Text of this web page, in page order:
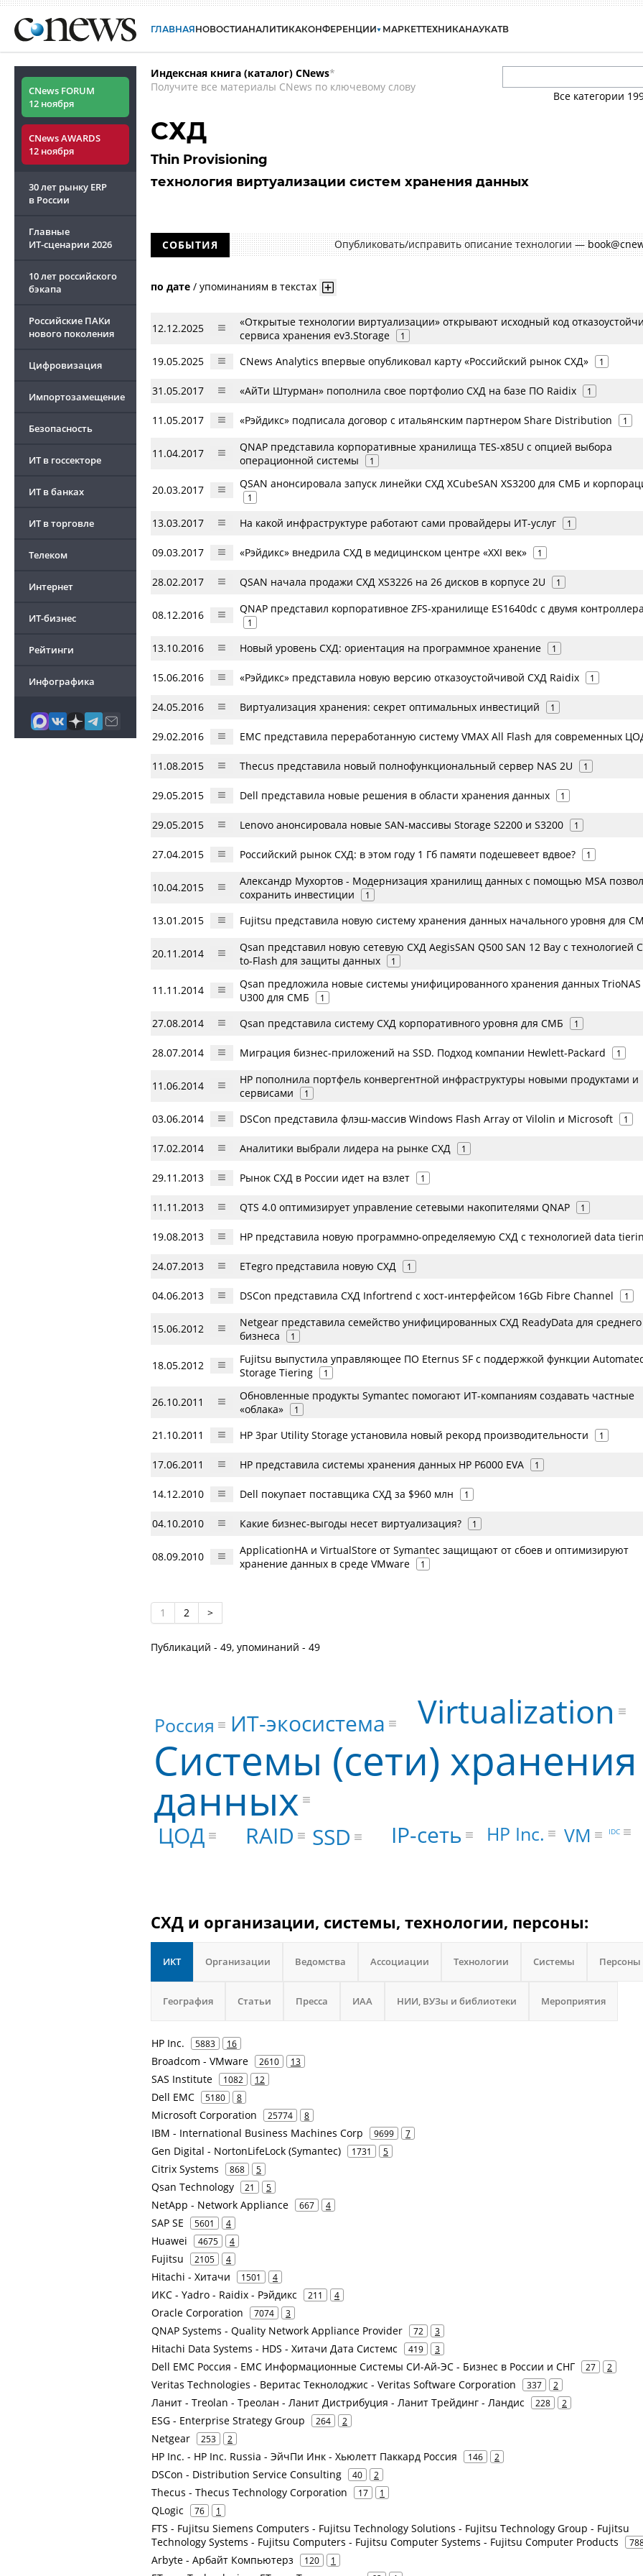
ГЛАВНАЯНОВОСТИАНАЛИТИКАКОНФЕРЕНЦИИ МАРКЕТТЕХНИКАНАУКАТВ
CNews FORUM
12 ноября
CNews AWARDS
12 ноября
30 лет рынку ERP
в России
Главные
ИТ-сценарии 2026
10 лет российского
бэкапа
Российские ПАКи
нового поколения
Цифровизация
Импортозамещение
Безопасность
ИТ в госсекторе
ИТ в банках
ИТ в торговле
Телеком
Интернет
ИТ-бизнес
Рейтинги
Инфографика
Индексная книга (каталог) CNews*
Получите все материалы CNews по ключевому слову
Все категории
СХД
Thin Provisioning
технология виртуализации систем хранения данных
СОБЫТИЯ Опубликовать/исправить описание технологии —
по дате / упоминаниям в текстах
12.12.2025
«Открытые технологии виртуализации» открывают исходный код
сервиса хранения ev3.Storage
1
19.05.2025 CNews Analytics впервые опубликовал карту «Российский рынок СХД» 1
31.05.2017 «АйТи Штурман» пополнила свое портфолио СХД на базе ПО Raidix 1
11.05.2017 «Рэйдикс» подписала договор с итальянским партнером Share Distribution 1
11.04.2017
QNAP представила корпоративные хранилища TES-x85U с опцией выбора
операционной системы
1
20.03.2017 QSAN анонсировала запуск линейки СХД XCubeSAN XS3200 для СМБ и
1
13.03.2017 На какой инфраструктуре работают сами провайдеры ИТ-услуг 1
09.03.2017 «Рэйдикс» внедрила СХД в медицинском центре «ХХI век» 1
28.02.2017 QSAN начала продажи СХД XS3226 на 26 дисков в корпусе 2U 1
08.12.2016 QNAP представил корпоративное ZFS-хранилище ES1640dc c двумя
1
13.10.2016 Новый уровень СХД: ориентация на программное хранение 1
15.06.2016 «Рэйдикс» представила новую версию отказоустойчивой СХД Raidix 1
24.05.2016 Виртуализация хранения: секрет оптимальных инвестиций 1
29.02.2016 EMC представила переработанную систему VMAX All Flash для современных
11.08.2015 Thecus представила новый полнофункциональный сервер NAS 2U 1
29.05.2015 Dell представила новые решения в области хранения данных 1
29.05.2015 Lenovo анонсировала новые SAN-массивы Storage S2200 и S3200 1
27.04.2015 Российский рынок СХД: в этом году 1 Гб памяти подешевеет вдвое? 1
10.04.2015
Александр Мухортов - Модернизация хранилищ данных с помощью MSA
сохранить инвестиции
1
13.01.2015 Fujitsu представила новую систему хранения данных начального уровня для
20.11.2014
Qsan представил новую сетевую СХД AegisSAN Q500 SAN 12 Bay с технологией
to-Flash для защиты данных
1
11.11.2014
Qsan предложила новые системы унифицированного хранения данных TrioNAS
U300 для СМБ
1
27.08.2014 Qsan представила систему СХД корпоративного уровня для СМБ 1
28.07.2014 Миграция бизнес-приложений на SSD. Подход компании Hewlett-Packard 1
11.06.2014
HP пополнила портфель конвергентной инфраструктуры новыми продуктами и
сервисами
1
03.06.2014 DSCon представила флэш-массив Windows Flash Array от Vilolin и Microsoft 1
17.02.2014 Аналитики выбрали лидера на рынке СХД 1
29.11.2013 Рынок СХД в России идет на взлет 1
11.11.2013 QTS 4.0 оптимизирует управление сетевыми накопителями QNAP 1
19.08.2013 HP представила новую программно-определяемую СХД с технологией data
24.07.2013 ETegro представила новую СХД 1
04.06.2013 DSCon представила СХД Infortrend с хост-интерфейсом 16Gb Fibre Channel 1
15.06.2012
Netgear представила семейство унифицированных СХД ReadyData для среднего
бизнеса
1
18.05.2012
Fujitsu выпустила управляющее ПО Eternus SF с поддержкой функции
Storage Tiering
1
26.10.2011
Обновленные продукты Symantec помогают ИТ-компаниям создавать частные
«облака»
1
21.10.2011 HP 3par Utility Storage установила новый рекорд производительности 1
17.06.2011 HP представила системы хранения данных HP P6000 EVA 1
14.12.2010 Dell покупает поставщика СХД за $960 млн 1
04.10.2010 Какие бизнес-выгоды несет виртуализация? 1
08.09.2010
ApplicationHA и VirtualStore от Symantec защищают от сбоев и оптимизируют
хранение данных в среде VMware
1
1 2 >
Публикаций - 49, упоминаний - 49
Системы (сети) хранения
данных
Virtualization
ЦОД
ИТ-экосистема
RAID SSD IP-сеть
Россия
HP Inc. VM IDC
СХД и организации, системы, технологии, персоны:
ИКТ Организации Ведомства Ассоциации Технологии Системы Персоны
География Статьи Пресса ИАА НИИ, ВУЗы и библиотеки Мероприятия
HP Inc. 5883 16
Broadcom - VMware 2610 13
SAS Institute 1082 12
Dell EMC 5180 8
Microsoft Corporation 25774 8
IBM - International Business Machines Corp 9699 7
Gen Digital - NortonLifeLock (Symantec) 1731 5
Citrix Systems 868 5
Qsan Technology 21 5
NetApp - Network Appliance 667 4
SAP SE 5601 4
Huawei 4675 4
Fujitsu 2105 4
Hitachi - Хитачи 1501 4
ИКС - Yadro - Raidix - Рэйдикс 211 4
Oracle Corporation 7074 3
QNAP Systems - Quality Network Appliance Provider 72 3
Hitachi Data Systems - HDS - Хитачи Дата Системс 419 3
Dell EMC Россия - ЕМС Информационные Системы СИ-Ай-ЭС - Бизнес в России и СНГ 27 2
Veritas Technologies - Веритас Текнолоджис - Veritas Software Corporation 337 2
Ланит - Treolan - Треолан - Ланит Дистрибуция - Ланит Трейдинг - Ландис 228 2
ESG - Enterprise Strategy Group 264 2
Netgear 253 2
HP Inc. - HP Inc. Russia - ЭйчПи Инк - Хьюлетт Паккард Россия 146 2
DSCon - Distribution Service Consulting 40 2
Thecus - Thecus Technology Corporation 17 1
QLogic 76 1
FTS - Fujitsu Siemens Computers - Fujitsu Technology Solutions - Fujitsu Technology Group - Fujitsu
Technology Systems - Fujitsu Computers - Fujitsu Computer Systems - Fujitsu Computer Products
Arbyte - Арбайт Компьютерз 120 1